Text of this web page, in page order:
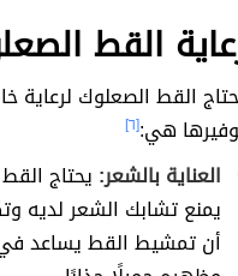
القط
القط الصعلوك لرعاية
هي:[٦]
العناية بالشعر: يحتاج
يمنع تشابك الشعر لديه
أن تمشيط القط يساعد في